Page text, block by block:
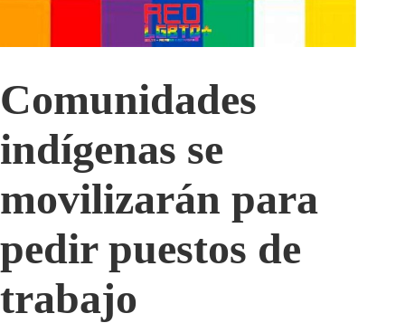
Comunidades
indígenas se
movilizarán para
pedir puestos de
trabajo